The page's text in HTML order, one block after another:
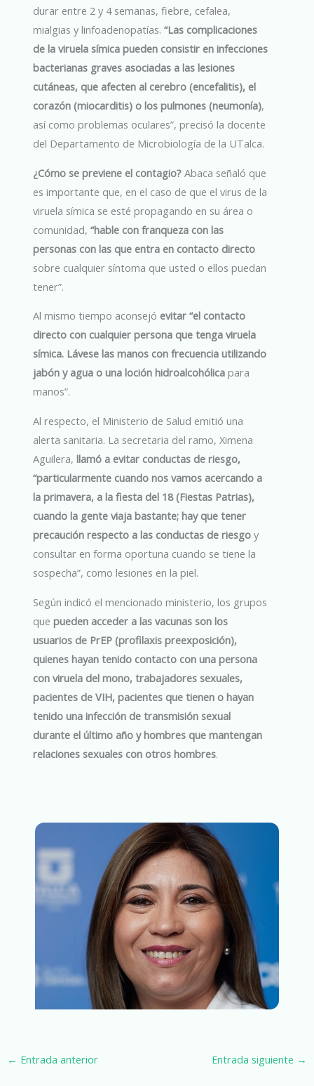
durar entre 2 y 4 semanas, fiebre, cefalea,
mialgias y linfoadenopatías.“Las complicaciones
de la viruela símica pueden consistir en infecciones
bacterianas graves asociadas a las lesiones
cutáneas, que afecten al cerebro (encefalitis), el
corazón (miocarditis) o los pulmones (neumonía),
así como problemas oculares”, precisó la docente
del Departamento de Microbiología de la UTalca.
¿Cómo se previene el contagio? Abaca señaló que
es importante que, en el caso de que el virus de la
viruela símica se esté propagando en su área o
comunidad,“hable con franqueza con las
personas con las que entra en contacto directo
sobre cualquier síntoma que usted o ellos puedan
tener”.
Al mismo tiempo aconsejó evitar “el contacto
directo con cualquier persona que tenga viruela
símica. Lávese las manos con frecuencia utilizando
jabón y agua o una loción hidroalcohólica para
manos”.
Al respecto, el Ministerio de Salud emitió una
alerta sanitaria. La secretaria del ramo, Ximena
Aguilera,llamó a evitar conductas de riesgo,
“particularmente cuando nos vamos acercando a
la primavera, a la fiesta del 18 (Fiestas Patrias),
cuando la gente viaja bastante; hay que tener
precaución respecto a las conductas de riesgo y
consultar en forma oportuna cuando se tiene la
sospecha”, como lesiones en la piel.
Según indicó el mencionado ministerio, los grupos
quepueden acceder a las vacunas son los
usuarios de PrEP (profilaxis preexposición),
quienes hayan tenido contacto con una persona
con viruela del mono, trabajadores sexuales,
pacientes de VIH, pacientes que tienen o hayan
tenido una infección de transmisión sexual
durante el último año y hombres que mantengan
relaciones sexuales con otros hombres.
← Entrada anterior Entrada siguiente →